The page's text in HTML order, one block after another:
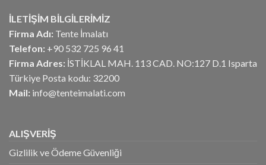
İLETİŞİM BİLGİLERİMİZ
Firma Adı: Tente İmalatı
Telefon: +90 532 725 96 41
Firma Adres: İSTİKLAL MAH. 113 CAD. NO:127 D.1 Isparta
Türkiye Posta kodu: 32200
Mail: info@tenteimalati.com
ALIŞVERİŞ
Gizlilik ve Ödeme Güvenliği